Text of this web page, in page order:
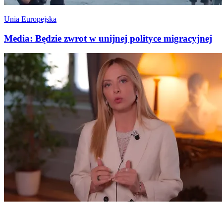
Unia Europejska
Media: Będzie zwrot w unijnej polityce migracyjnej